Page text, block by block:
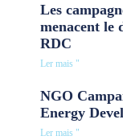
Les
menacent le
RDC
Ler mais "
NGO
Energy
Ler mais "